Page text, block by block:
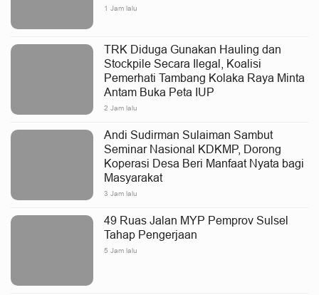
1 Jam lalu
TRK Diduga Gunakan Hauling dan
Stockpile Secara Ilegal, Koalisi
Pemerhati Tambang Kolaka Raya Minta
Antam Buka Peta IUP
2 Jam lalu
Andi Sudirman Sulaiman Sambut
Seminar Nasional KDKMP, Dorong
Koperasi Desa Beri Manfaat Nyata bagi
Masyarakat
3 Jam lalu
49 Ruas Jalan MYP Pemprov Sulsel
Tahap Pengerjaan
5 Jam lalu